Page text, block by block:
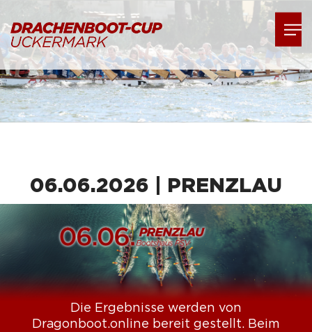
06.06.2026 | PRENZLAU
Die Ergebnisse werden von
Dragonboot.online bereit gestellt. Beim